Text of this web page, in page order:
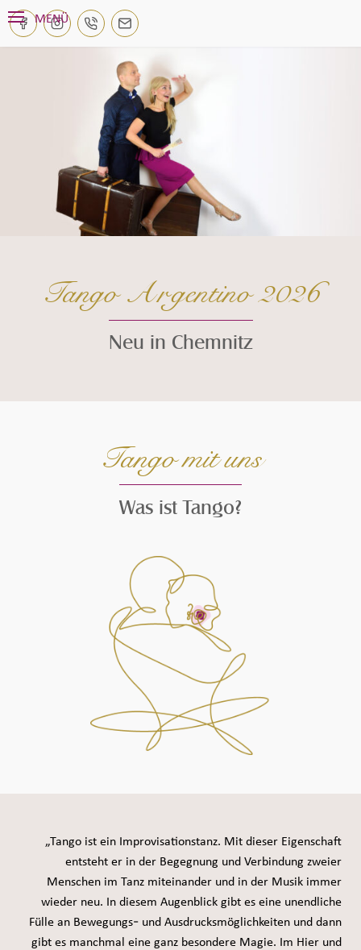
Navigation überspringen
MENÜ
Tango Argentino 2026
Neu in Chemnitz
Tango mit uns
Was ist Tango?
„Tango ist ein Improvisationstanz. Mit dieser Eigenschaft
entsteht er in der Begegnung und Verbindung zweier
Menschen im Tanz miteinander und in der Musik immer
wieder neu. In diesem Augenblick gibt es eine unendliche
Fülle an Bewegungs- und Ausdrucksmöglichkeiten und dann
gibt es manchmal eine ganz besondere Magie. Im Hier und